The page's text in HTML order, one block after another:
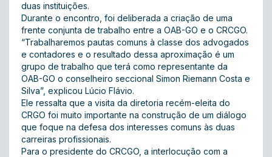
duas instituições.
Durante o encontro, foi deliberada a criação de uma
frente conjunta de trabalho entre a OAB-GO e o CRCGO.
“Trabalharemos pautas comuns à classe dos advogados
e contadores e o resultado dessa aproximação é um
grupo de trabalho que terá como representante da
OAB-GO o conselheiro seccional Simon Riemann Costa e
Silva”, explicou Lúcio Flávio.
Ele ressalta que a visita da diretoria recém-eleita do
CRGO foi muito importante na construção de um diálogo
que foque na defesa dos interesses comuns às duas
carreiras profissionais.
Para o presidente do CRCGO, a interlocução com a